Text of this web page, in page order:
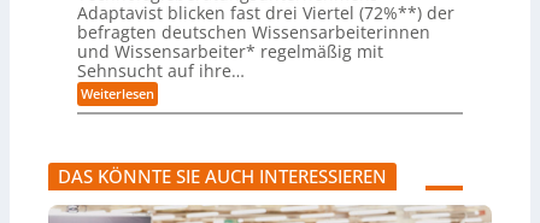
l
i
c
k
a
u
f
-
A
g
e
ä
u
f
e
v
e
r
d
e
r
n
i
s
t
e
n
t
e
l
s
e
r
Adaptavist blicken fast drei Viertel (72%**) der
befragten deutschen Wissensarbeiterinnen
und Wissensarbeiter* regelmäßig mit
Sehnsucht auf ihre…
Weiterlesen:
W
u
m
s
i
DAS KÖNNTE SIE AUCH INTERESSIEREN